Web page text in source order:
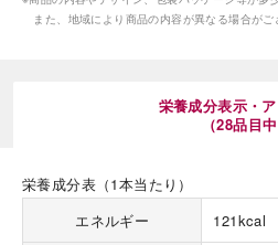
また、地域により商品の内容が異なる場合がご
栄養成分表示・
（28品目中
栄養成分表（1本当たり）
エネルギー
121kcal
海